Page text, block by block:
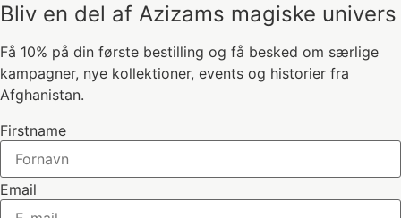
Bliv en del af Azizams magiske univers
Få 10% på din første bestilling og få besked om særlige
kampagner, nye kollektioner, events og historier fra
Afghanistan.
Firstname
Email